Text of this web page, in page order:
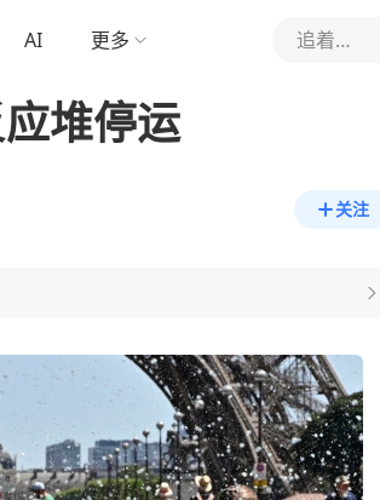
AI 更多 追着大事跑的人
堆停运
关注